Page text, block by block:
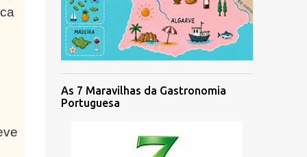
As 7 Maravilhas da Gastronomia
Portuguesa